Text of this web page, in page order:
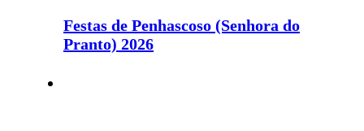
Festas de Penhascoso (Senhora do
Pranto) 2026